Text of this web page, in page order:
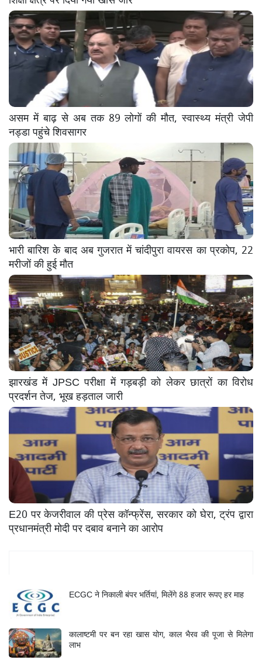
असम में बाढ़ से अब तक 89 लोगों की मौत, स्वास्थ्य मंत्री जेपी
नड्डा पहुंचे शिवसागर
भारी बारिश के बाद अब गुजरात में चांदीपुरा वायरस का प्रकोप, 22
मरीजों की हुई मौत
झारखंड में JPSC परीक्षा में गड़बड़ी को लेकर छात्रों का विरोध
प्रदर्शन तेज, भूख हड़ताल जारी
E20 पर केजरीवाल की प्रेस कॉन्फ्रेंस, सरकार को घेरा, ट्रंप द्वारा
प्रधानमंत्री मोदी पर दबाव बनाने का आरोप
ECGC ने निकाली बंपर भर्तियां, मिलेंगे 88 हजार रूपए हर माह
कालाष्टमी पर बन रहा खास योग, काल भैरव की पूजा से मिलेगा
लाभ